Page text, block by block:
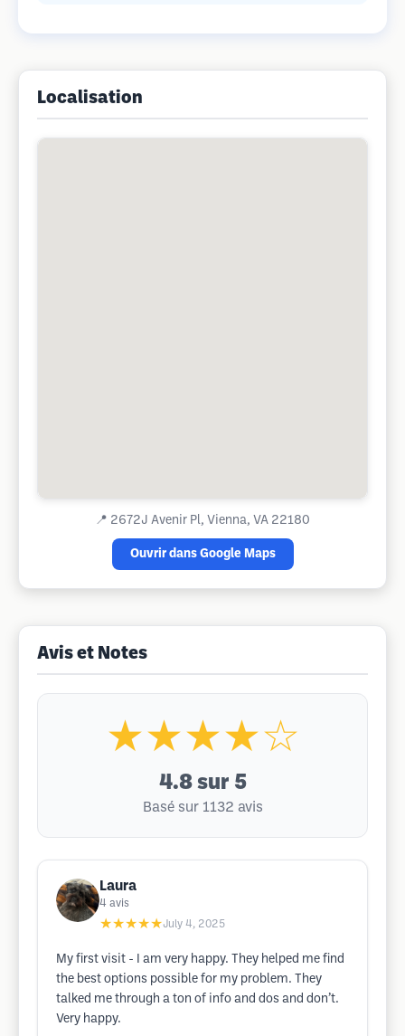
Localisation
📍 2672J Avenir Pl, Vienna, VA 22180
Ouvrir dans Google Maps
Avis et Notes
★★★★☆
4.8 sur 5
Basé sur 1132 avis
Laura
4 avis
★★★★★July 4, 2025
My first visit - I am very happy. They helped me find
the best options possible for my problem. They
talked me through a ton of info and dos and don’t.
Very happy.